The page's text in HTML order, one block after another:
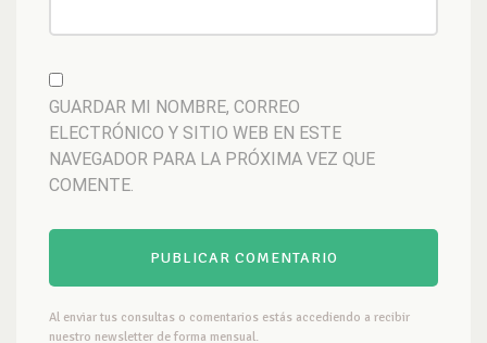
GUARDAR MI NOMBRE, CORREO
ELECTRÓNICO Y SITIO WEB EN ESTE
NAVEGADOR PARA LA PRÓXIMA VEZ QUE
COMENTE.
Al enviar tus consultas o comentarios estás accediendo a recibir
nuestro newsletter de forma mensual.